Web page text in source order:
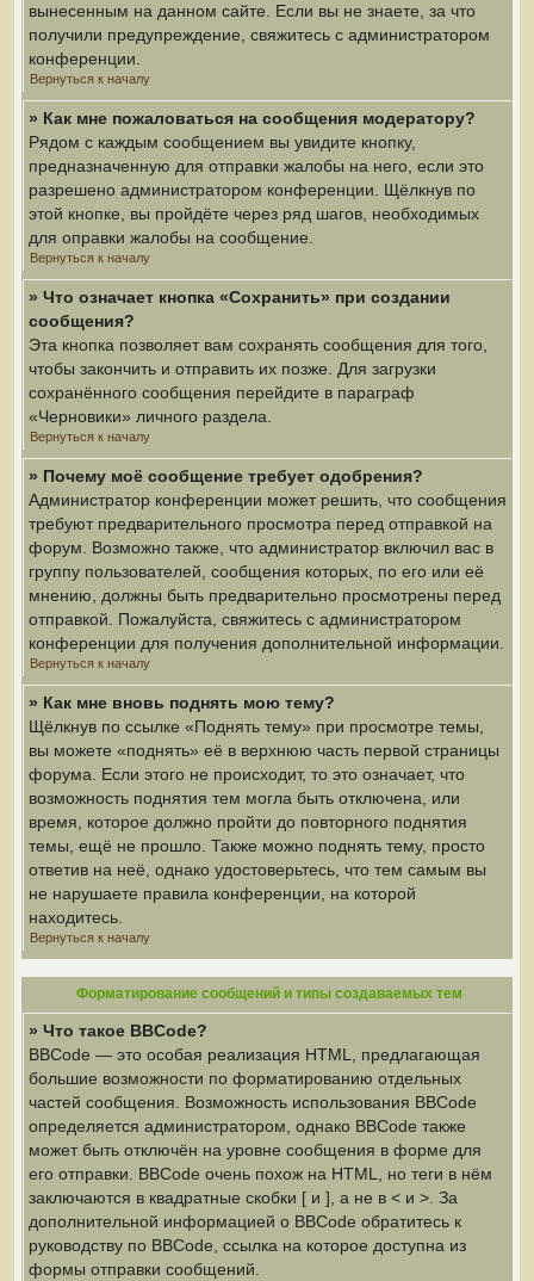
вынесенным на данном сайте. Если вы не знаете, за что
получили предупреждение, свяжитесь с администратором
конференции.
Вернуться к началу
» Как мне пожаловаться на сообщения модератору?
Рядом с каждым сообщением вы увидите кнопку,
предназначенную для отправки жалобы на него, если это
разрешено администратором конференции. Щёлкнув по
этой кнопке, вы пройдёте через ряд шагов, необходимых
для оправки жалобы на сообщение.
Вернуться к началу
» Что означает кнопка «Сохранить» при создании
сообщения?
Эта кнопка позволяет вам сохранять сообщения для того,
чтобы закончить и отправить их позже. Для загрузки
сохранённого сообщения перейдите в параграф
«Черновики» личного раздела.
Вернуться к началу
» Почему моё сообщение требует одобрения?
Администратор конференции может решить, что сообщения
требуют предварительного просмотра перед отправкой на
форум. Возможно также, что администратор включил вас в
группу пользователей, сообщения которых, по его или её
мнению, должны быть предварительно просмотрены перед
отправкой. Пожалуйста, свяжитесь с администратором
конференции для получения дополнительной информации.
Вернуться к началу
» Как мне вновь поднять мою тему?
Щёлкнув по ссылке «Поднять тему» при просмотре темы,
вы можете «поднять» её в верхнюю часть первой страницы
форума. Если этого не происходит, то это означает, что
возможность поднятия тем могла быть отключена, или
время, которое должно пройти до повторного поднятия
темы, ещё не прошло. Также можно поднять тему, просто
ответив на неё, однако удостоверьтесь, что тем самым вы
не нарушаете правила конференции, на которой
находитесь.
Вернуться к началу
Форматирование сообщений и типы создаваемых тем
» Что такое BBCode?
BBCode — это особая реализация HTML, предлагающая
большие возможности по форматированию отдельных
частей сообщения. Возможность использования BBCode
определяется администратором, однако BBCode также
может быть отключён на уровне сообщения в форме для
его отправки. BBCode очень похож на HTML, но теги в нём
заключаются в квадратные скобки [ и ], а не в < и >. За
дополнительной информацией о BBCode обратитесь к
руководству по BBCode, ссылка на которое доступна из
формы отправки сообщений.